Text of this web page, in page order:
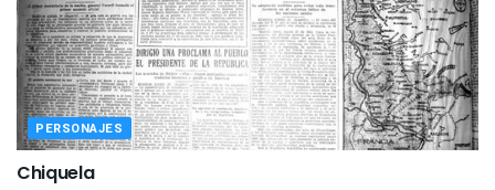
PERSONAJES
Chiquela